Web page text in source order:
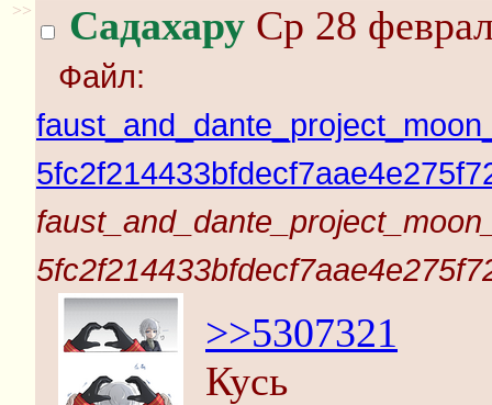
>> Садахару Ср 28
Файл:
>>5307321
Кусь